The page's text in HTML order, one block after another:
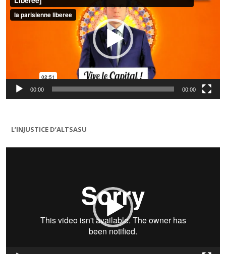
00:00 00:00
L’INJUSTICE D’ALTSASU
Lecteur